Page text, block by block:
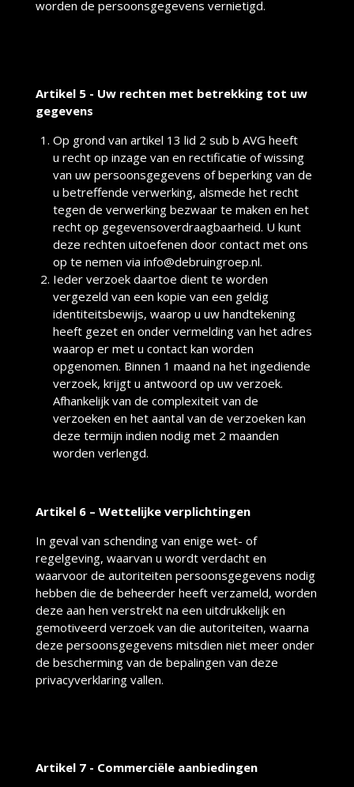
worden de persoonsgegevens vernietigd.
Artikel 5 - Uw rechten met betrekking tot uw
gegevens
Op grond van artikel 13 lid 2 sub b AVG heeft
u recht op inzage van en rectificatie of wissing
van uw persoonsgegevens of beperking van de
u betreffende verwerking, alsmede het recht
tegen de verwerking bezwaar te maken en het
recht op gegevensoverdraagbaarheid. U kunt
deze rechten uitoefenen door contact met ons
op te nemen via info@debruingroep.nl.
Ieder verzoek daartoe dient te worden
vergezeld van een kopie van een geldig
identiteitsbewijs, waarop u uw handtekening
heeft gezet en onder vermelding van het adres
waarop er met u contact kan worden
opgenomen. Binnen 1 maand na het ingediende
verzoek, krijgt u antwoord op uw verzoek.
Afhankelijk van de complexiteit van de
verzoeken en het aantal van de verzoeken kan
deze termijn indien nodig met 2 maanden
worden verlengd.
Artikel 6 – Wettelijke verplichtingen
In geval van schending van enige wet- of
regelgeving, waarvan u wordt verdacht en
waarvoor de autoriteiten persoonsgegevens nodig
hebben die de beheerder heeft verzameld, worden
deze aan hen verstrekt na een uitdrukkelijk en
gemotiveerd verzoek van die autoriteiten, waarna
deze persoonsgegevens mitsdien niet meer onder
de bescherming van de bepalingen van deze
privacyverklaring vallen.
Artikel 7 - Commerciële aanbiedingen